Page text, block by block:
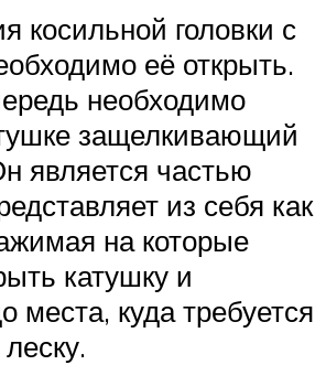
косильной головки с
её открыть.
необходимо
защелкивающий
является частью
из себя как
на которые
катушку и
места, куда требуется